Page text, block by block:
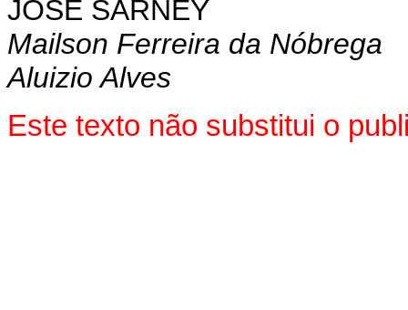
JOSÉ SARNEY
Mailson Ferreira da Nóbrega
Aluizio Alves
Este texto não substitui o